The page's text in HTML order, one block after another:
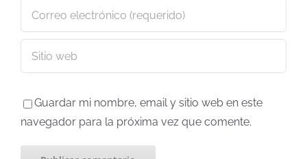
Guardar mi nombre, email y sitio web en este
navegador para la próxima vez que comente.